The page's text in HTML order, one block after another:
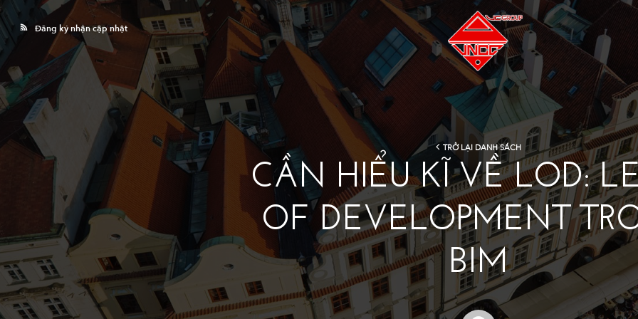
Đăng ký nhận cập nhật
TRỞ LẠI DANH SÁCH
CẦN HIỂU KĨ VỀ LOD:
OF DEVELOPMENT
BIM